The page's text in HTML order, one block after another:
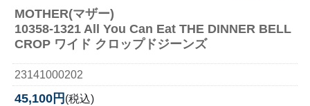
MOTHER(マザー)
10358-1321 All You Can Eat THE DINNER BELL
CROP ワイド クロップドジーンズ
23141000202
45,100円 (税込)